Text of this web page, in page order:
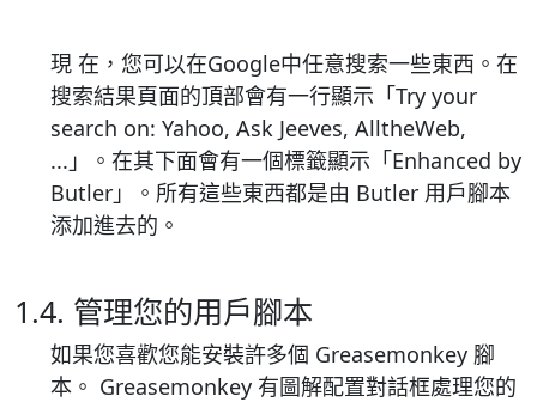
現 在，您可以在Google中任意搜索一些東西。在
搜索結果頁面的頂部會有一行顯示「Try your
search on: Yahoo, Ask Jeeves, AlltheWeb,
...」。在其下面會有一個標籤顯示「Enhanced by
Butler」。所有這些東西都是由 Butler 用戶腳本
添加進去的。
1.4. 管理您的用戶腳本
如果您喜歡您能安裝許多個 Greasemonkey 腳
本。 Greasemonkey 有圖解配置對話框處理您的